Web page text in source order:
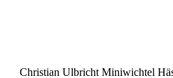
Christian Ulbricht Miniwichtel